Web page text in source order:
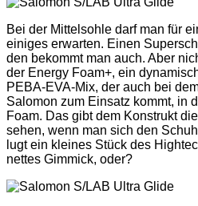
Bei der Mittelsohle darf man für
einiges erwarten. Einen
den bekommt man auch. Aber
der Energy Foam+, ein
PEBA-EVA-Mix, der auch bei
Salomon zum Einsatz kommt, in
Foam. Das gibt dem Konstrukt
sehen, wenn man sich den
lugt ein kleines Stück des
nettes Gimmick, oder?